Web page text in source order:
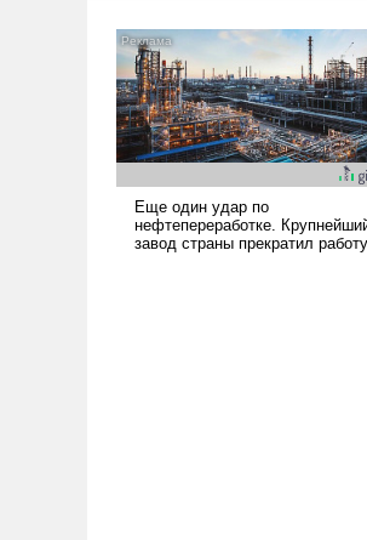
Сложившаяся ситуация
означает многолетний период
уязвимости США, например,
перед Китаем.